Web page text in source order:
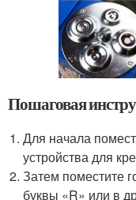
Пошаговая
Для начала
устройства для
Затем поместите
буквы «R» или в